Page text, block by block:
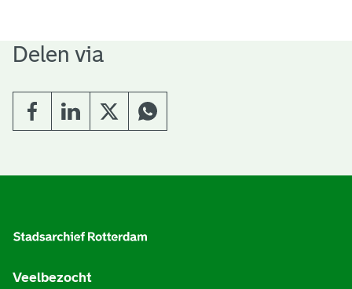
Delen via
Veelbezocht